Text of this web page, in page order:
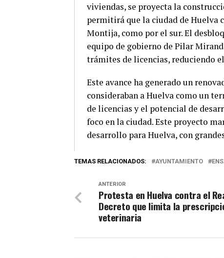
viviendas, se proyecta la
permitirá que la ciudad de Huelva
Montija, como por el sur. El
equipo de gobierno de Pilar
trámites de licencias, reduciendo
Este avance ha generado un
consideraban a Huelva como un
de licencias y el potencial de
foco en la ciudad. Este proyecto
desarrollo para Huelva, con
TEMAS RELACIONADOS: AYUNTAMIENTO
ANTERIOR
Protesta en Huelva contra el
Decreto que limita la
veterinaria